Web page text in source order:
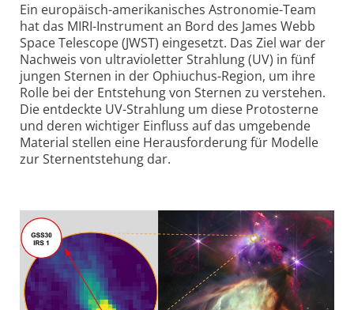
Ein europäisch-amerikanisches Astronomie-Team
hat das MIRI-Instrument an Bord des James Webb
Space Telescope (JWST) eingesetzt. Das Ziel war der
Nachweis von ultravioletter Strahlung (UV) in fünf
jungen Sternen in der Ophiuchus-Region, um ihre
Rolle bei der Entstehung von Sternen zu verstehen.
Die entdeckte UV-Strahlung um diese Protosterne
und deren wichtiger Einfluss auf das umgebende
Material stellen eine Herausforderung für Modelle
zur Sternentstehung dar.